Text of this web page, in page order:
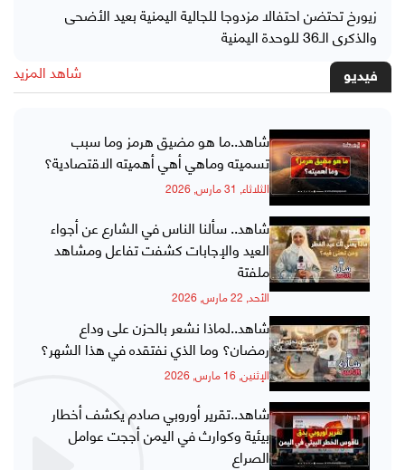
زيورخ تحتضن احتفالا مزدوجا للجالية اليمنية بعيد الأضحى
والذكرى الـ36 للوحدة اليمنية
فيديو
شاهد..ما هو مضيق هرمز وما سبب
تسميته وماهي أهي أهميته الاقتصادية؟
الثلاثاء, 31 مارس, 2026
شاهد.. سألنا الناس في الشارع عن أجواء
العيد والإجابات كشفت تفاعل ومشاهد
ملفتة
الأحد, 22 مارس, 2026
شاهد..لماذا نشعر بالحزن على وداع
رمضان؟ وما الذي نفتقده في هذا الشهر؟
الإثنين, 16 مارس, 2026
شاهد..تقرير أوروبي صادم يكشف أخطار
بيئية وكوارث في اليمن أججت عوامل
الصراع
شاهد المزيد